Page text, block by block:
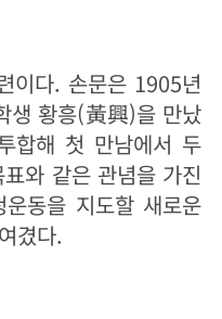
이다. 손문은 1905년
생 황흥(黃興)을 만났
합해 첫 만남에서 두
와 같은 관념을 가진
동을 지도할 새로운
겼다.